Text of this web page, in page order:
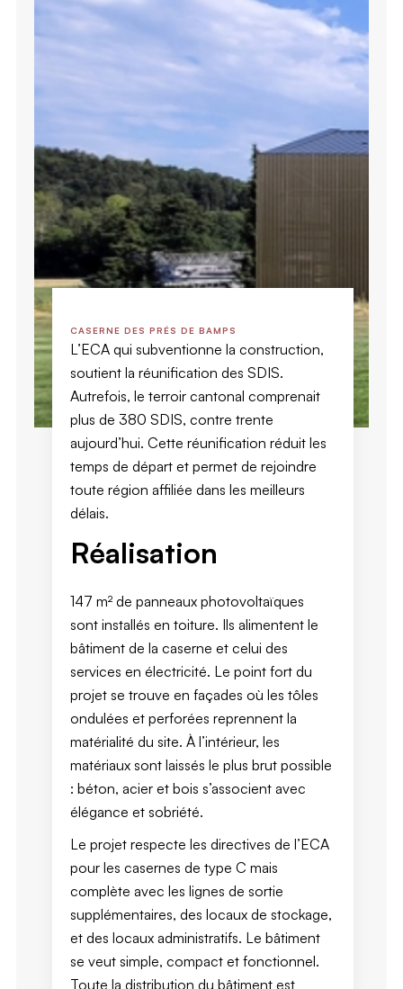
CASERNE DES PRÉS DE BAMPS
L’ECA qui subventionne la construction,
soutient la réunification des SDIS.
Autrefois, le terroir cantonal comprenait
plus de 380 SDIS, contre trente
aujourd’hui. Cette réunification réduit les
temps de départ et permet de rejoindre
toute région affiliée dans les meilleurs
délais.
Réalisation
147 m² de panneaux photovoltaïques
sont installés en toiture. Ils alimentent le
bâtiment de la caserne et celui des
services en électricité. Le point fort du
projet se trouve en façades où les tôles
ondulées et perforées reprennent la
matérialité du site. À l’intérieur, les
matériaux sont laissés le plus brut possible
: béton, acier et bois s’associent avec
élégance et sobriété.
Le projet respecte les directives de l’ECA
pour les casernes de type C mais
complète avec les lignes de sortie
supplémentaires, des locaux de stockage,
et des locaux administratifs. Le bâtiment
se veut simple, compact et fonctionnel.
Toute la distribution du bâtiment est